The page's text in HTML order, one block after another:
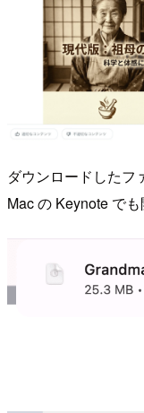
ダウンロードしたフ
Mac の Keynote でも